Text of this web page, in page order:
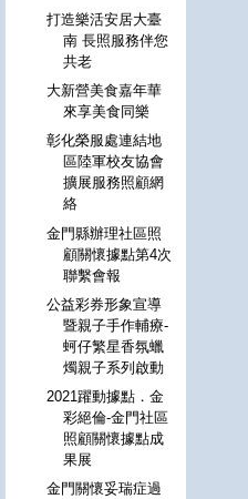
打造樂活安居大臺
南 長照服務伴您
共老
大新營美食嘉年華
來享美食同樂
彰化榮服處連結地
區陸軍校友協會
擴展服務照顧網
絡
金門縣辦理社區照
顧關懷據點第4次
聯繫會報
公益彩券形象宣導
暨親子手作輔療-
蚵仔繁星香氛蠟
燭親子系列啟動
2021躍動據點．金
彩絕倫-金門社區
照顧關懷據點成
果展
金門關懷妥瑞症過